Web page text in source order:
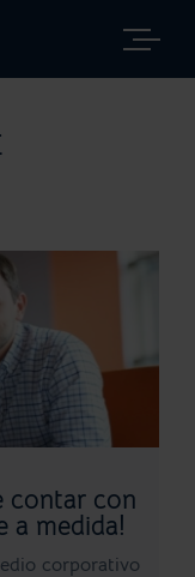
contar con
a medida!
corporativo